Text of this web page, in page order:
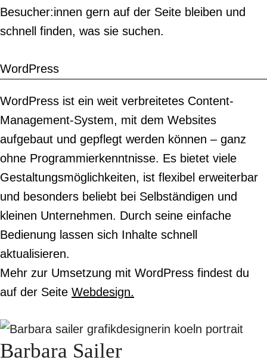
Besucher:innen gern auf der Seite bleiben und
schnell finden, was sie suchen.
WordPress
WordPress ist ein weit verbreitetes Content-
Management-System, mit dem Websites
aufgebaut und gepflegt werden können – ganz
ohne Programmierkenntnisse. Es bietet viele
Gestaltungsmöglichkeiten, ist flexibel erweiterbar
und besonders beliebt bei Selbständigen und
kleinen Unternehmen. Durch seine einfache
Bedienung lassen sich Inhalte schnell
aktualisieren.
Mehr zur Umsetzung mit WordPress findest du
auf der Seite Webdesign.
Barbara Sailer